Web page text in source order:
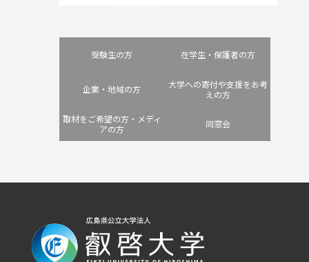
受験生の方 在学生・保護者の方
企業・地域の方
大学への寄付や支援をお考
えの方
取材をご希望の方・メディ
アの方
同窓会